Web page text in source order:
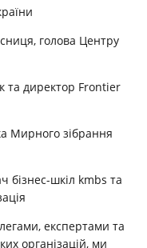
голова Центру
та директор Frontier
Мирного зібрання
бізнес-шкіл kmbs та
експертами та
організацій, ми